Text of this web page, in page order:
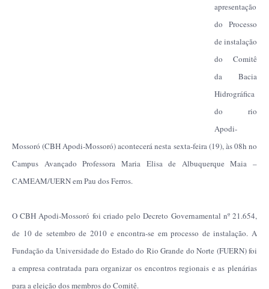
apresentação
do Processo
de instalação
do Comitê
da Bacia
Hidrográfica
do rio
Apodi-
Mossoró (CBH Apodi-Mossoró) acontecerá nesta sexta-feira (19), às 08h no
Campus Avançado Professora Maria Elisa de Albuquerque Maia –
CAMEAM/UERN em Pau dos Ferros.
O CBH Apodi-Mossoró foi criado pelo Decreto Governamental nº 21.654,
de 10 de setembro de 2010 e encontra-se em processo de instalação. A
Fundação da Universidade do Estado do Rio Grande do Norte (FUERN) foi
a empresa contratada para organizar os encontros regionais e as plenárias
para a eleição dos membros do Comitê.